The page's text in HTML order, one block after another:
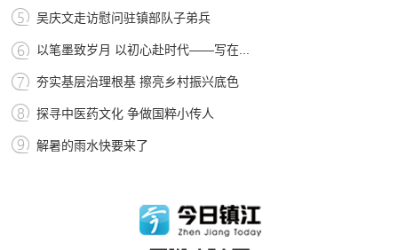
吴庆文走访慰问驻镇部队子弟兵
以笔墨致岁月 以初心赴时代——写在...
夯实基层治理根基 擦亮乡村振兴底色
探寻中医药文化 争做国粹小传人
解暑的雨水快要来了